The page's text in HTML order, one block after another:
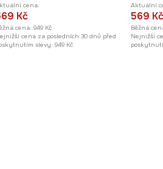
cena:
Kč
cena: 949 Kč
cena za posledních 30 dnů před
slevy: 949 Kč
Aktuální
569 Kč
Běžná
Nejnižší